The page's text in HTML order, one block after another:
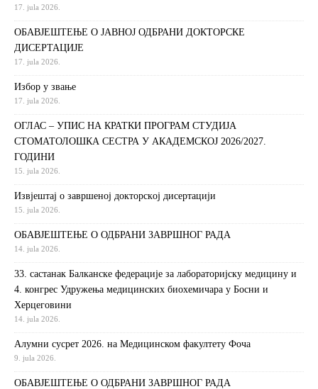
17. jula 2026.
ОБАВЈЕШТЕЊЕ О ЈАВНОЈ ОДБРАНИ ДОКТОРСКЕ
ДИСЕРТАЦИЈЕ
17. jula 2026.
Избор у звање
17. jula 2026.
ОГЛАС – УПИС НА КРАТКИ ПРОГРАМ СТУДИЈА
СТОМАТОЛОШКА СЕСТРА У АКАДЕМСКОЈ 2026/2027.
ГОДИНИ
15. jula 2026.
Извjeштaj o зaвршeнoj дoктoрскoj дисeртaциjи
15. jula 2026.
ОБАВЈЕШТЕЊЕ О ОДБРАНИ ЗАВРШНОГ РАДА
14. jula 2026.
33. састанак Балканске федерације за лабораторијску медицину и
4. конгрес Удружења медицинских биохемичара у Босни и
Херцеговини
14. jula 2026.
Алумни сусрет 2026. на Медицинском факултету Фоча
9. jula 2026.
ОБАВЈЕШТЕЊЕ О ОДБРАНИ ЗАВРШНОГ РАДА